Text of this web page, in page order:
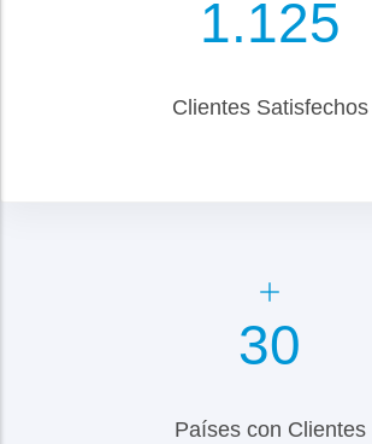
1.300
Clientes Satisfechos
35
Países con Clientes